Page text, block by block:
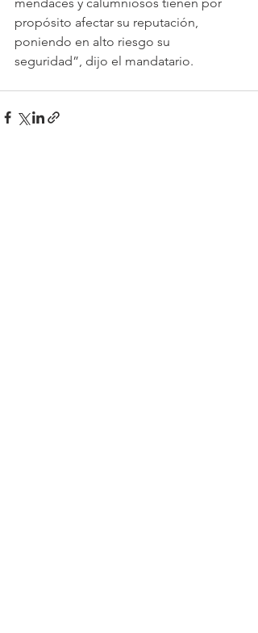
propósito afectar su reputación,
poniendo en alto riesgo su
seguridad”, dijo el mandatario.